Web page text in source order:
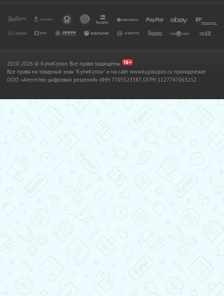
2010-2026 © КупиКупон. Все права защищены.
Все права на товарный знак "КупиКупон" и на сайт www.kupikupon.ru принадлежат
OOO «Агентство цифровых решений» ИНН 7705523387, ОГРН 1127747063212